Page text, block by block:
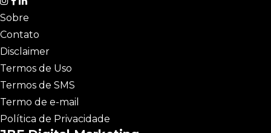
Sobre
Contato
Disclaimer
Termos de Uso
Termos de SMS
Termo de e-mail
Política de Privacidade